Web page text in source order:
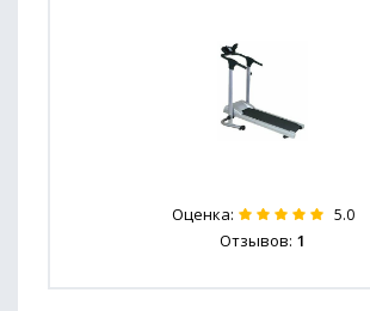
Оценка: 5.0
Отзывов: 1